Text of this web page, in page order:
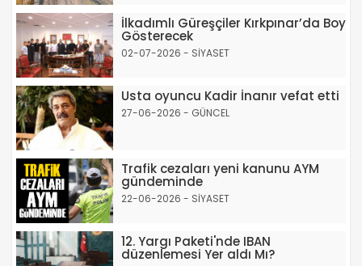
İlkadımlı Güreşçiler Kırkpınar’da Boy
Gösterecek
02-07-2026 - SİYASET
Usta oyuncu Kadir İnanır vefat etti
27-06-2026 - GÜNCEL
Trafik cezaları yeni kanunu AYM
gündeminde
22-06-2026 - SİYASET
12. Yargı Paketi'nde IBAN
düzenlemesi Yer aldı Mı?